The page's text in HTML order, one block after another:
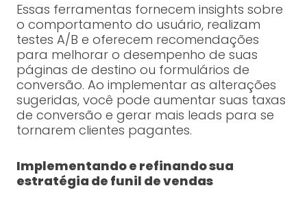
Essas ferramentas fornecem insights sobre
o comportamento do usuário, realizam
testes A/B e oferecem recomendações
para melhorar o desempenho de suas
páginas de destino ou formulários de
conversão. Ao implementar as alterações
sugeridas, você pode aumentar suas taxas
de conversão e gerar mais leads para se
tornarem clientes pagantes.
Implementando e refinando sua
estratégia de funil de vendas